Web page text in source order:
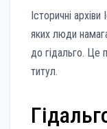
Історичні архіви
яких люди
до гідальго. Це
титул.